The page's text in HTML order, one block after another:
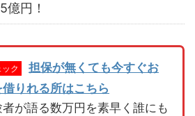
億円！
ク
担保が無くても今すぐお
りれる所はこちら
が語る数万円を素早く誰にも